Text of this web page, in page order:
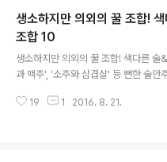
하게 썬다 튀김이 부담스러운 가장 큰
루 반죽이다. 재료에 밀가루 반죽과 기
대한 적게 만들어 기름의 흡수를 최소
고구마, 가지 등은 둥글게 써는 것보다
게 썰면 좋다. 그러나 너무 큼직하게 썰
않으므로 주의한다. 2. 잘 익지 않는 재
생소하지만 의외의 꿀 조합!
조합 10
생소하지만 의외의 꿀 조합! 색다른 술
과 맥주', '소주와 삼겹살' 등 뻔한 술안
음에는 생소할지 모르지만 '의외의 꿀
19 1 2016. 8. 21.